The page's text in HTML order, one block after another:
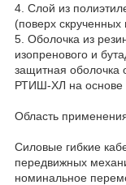
4. Слой из
(поверх
5. Оболочка из
изопренового и
защитная оболочка
РТИШ-ХЛ на основе
Область
Силовые гибкие
передвижных
номинальное